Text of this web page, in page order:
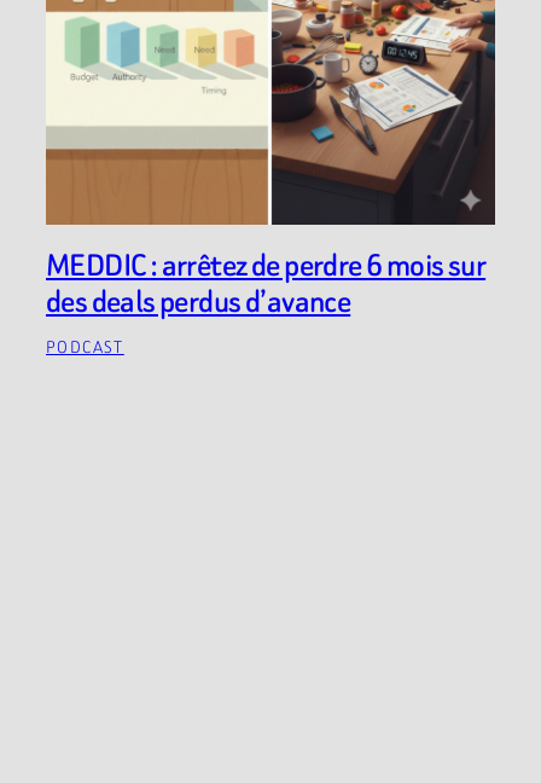
MEDDIC : arrêtez de perdre 6 mois sur
des deals perdus d’avance
PODCAST